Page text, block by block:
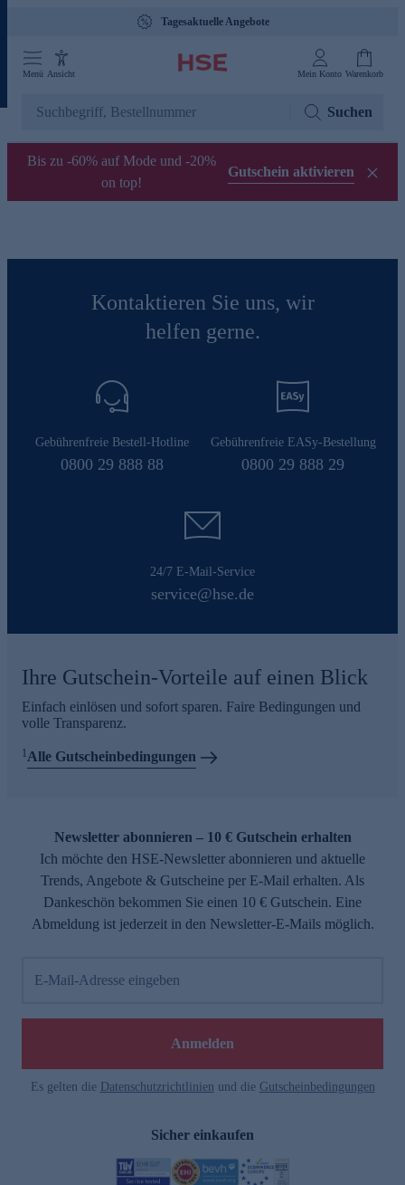
Tagesaktuelle Angebote
Menü Ansicht Mein Konto Warenkorb
Suchen
Bis zu -60% auf Mode und -20%
on top!
Gutschein aktivieren
Kontaktieren Sie uns, wir
helfen gerne.
Gebührenfreie Bestell-Hotline
0800 29 888 88
Gebührenfreie EASy-Bestellung
0800 29 888 29
24/7 E-Mail-Service
service@hse.de
Ihre Gutschein-Vorteile auf einen Blick
Einfach einlösen und sofort sparen. Faire Bedingungen und
volle Transparenz.
1Alle Gutscheinbedingungen
Newsletter abonnieren – 10 € Gutschein erhalten
Ich möchte den HSE-Newsletter abonnieren und aktuelle
Trends, Angebote & Gutscheine per E-Mail erhalten. Als
Dankeschön bekommen Sie einen 10 € Gutschein. Eine
Abmeldung ist jederzeit in den Newsletter-E-Mails möglich.
E-Mail-Adresse eingeben
Anmelden
Es gelten die Datenschutzrichtlinien und die Gutscheinbedingungen
Sicher einkaufen